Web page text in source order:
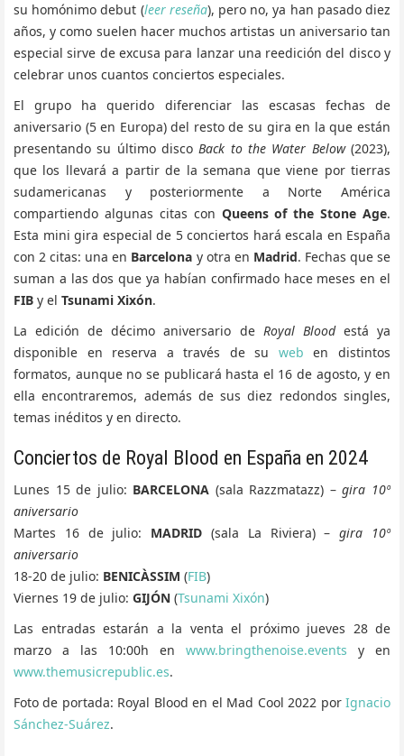
su homónimo debut (leer reseña), pero no, ya han pasado diez
años, y como suelen hacer muchos artistas un aniversario tan
especial sirve de excusa para lanzar una reedición del disco y
celebrar unos cuantos conciertos especiales.
El grupo ha querido diferenciar las escasas fechas de
aniversario (5 en Europa) del resto de su gira en la que están
presentando su último discoBack to the Water Below(2023),
que los llevará a partir de la semana que viene por tierras
sudamericanas y posteriormente a Norte América
compartiendo algunas citas con Queens of the Stone Age.
Esta mini gira especial de 5 conciertos hará escala en España
con 2 citas: una en Barcelona y otra en Madrid. Fechas que se
suman a las dos que ya habían confirmado hace meses en el
FIB y el Tsunami Xixón.
La edición de décimo aniversario de Royal Bloodestá ya
disponible en reserva a través de su web en distintos
formatos, aunque no se publicará hasta el 16 de agosto, y en
ella encontraremos, además de sus diez redondos singles,
temas inéditos y en directo.
Conciertos de Royal Blood en España en 2024
Lunes 15 de julio: BARCELONA (sala Razzmatazz) –gira 10º
aniversario
Martes 16 de julio: MADRID (sala La Riviera) –gira 10º
aniversario
18-20 de julio: BENICÀSSIM (FIB)
Viernes 19 de julio: GIJÓN (Tsunami Xixón)
Las entradas estarán a la venta el próximo jueves 28 de
marzo a las 10:00h en www.bringthenoise.events y en
www.themusicrepublic.es.
Foto de portada: Royal Blood en el Mad Cool 2022 por Ignacio
Sánchez-Suárez.